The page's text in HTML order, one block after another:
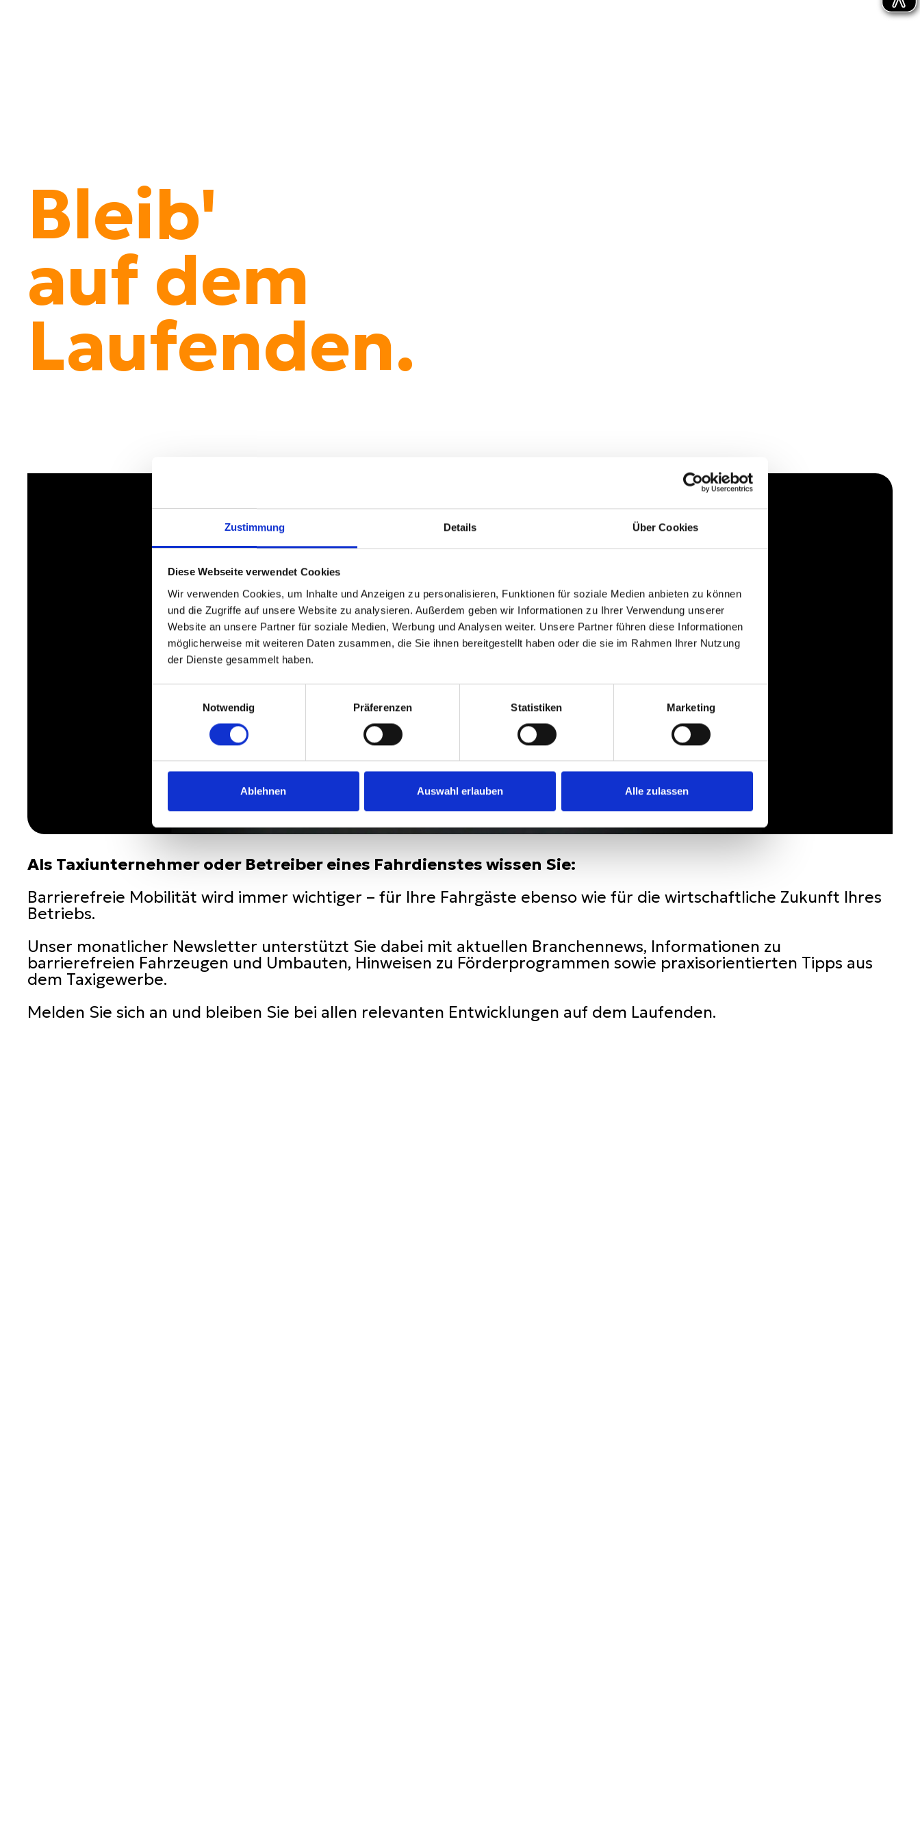
Zustimmung Details Über Cookies
Diese Webseite verwendet Cookies
Wir verwenden Cookies, um Inhalte und Anzeigen zu personalisieren, Funktionen für soziale Medien anbieten zu können
und die Zugriffe auf unsere Website zu analysieren. Außerdem geben wir Informationen zu Ihrer Verwendung unserer
Website an unsere Partner für soziale Medien, Werbung und Analysen weiter. Unsere Partner führen diese Informationen
möglicherweise mit weiteren Daten zusammen, die Sie ihnen bereitgestellt haben oder die sie im Rahmen Ihrer Nutzung
der Dienste gesammelt haben.
Notwendig
Präferenzen Statistiken Marketing
Ablehnen Auswahl erlauben Alle zulassen
Bleib'
auf dem
Laufenden.
Als Taxiunternehmer oder Betreiber eines Fahrdienstes wissen Sie:
Barrierefreie Mobilität wird immer wichtiger – für Ihre Fahrgäste ebenso wie für die wirtschaftliche Zukunft Ihres
Betriebs.
Unser monatlicher Newsletter unterstützt Sie dabei mit aktuellen Branchennews, Informationen zu
barrierefreien Fahrzeugen und Umbauten, Hinweisen zu Förderprogrammen sowie praxisorientierten Tipps aus
dem Taxigewerbe.
Melden Sie sich an und bleiben Sie bei allen relevanten Entwicklungen auf dem Laufenden.